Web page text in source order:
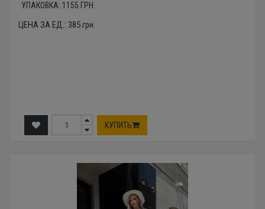
УПАКОВКА: 1155 ГРН.
ЦЕНА ЗА ЕД.: 385грн.
КУПИТЬ